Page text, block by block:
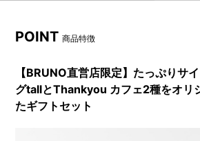
POINT商品特徴
【BRUNO直営店限定】たっぷりサ
グtallとThankyou カフェ2種をオリ
たギフトセット